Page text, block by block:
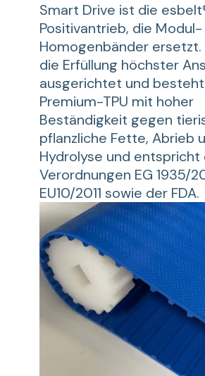
Smart Drive ist die
Positivantrieb, die Modul-
Homogenbänder ersetzt.
die Erfüllung höchster
ausgerichtet und
Premium-TPU mit hoher
Beständigkeit gegen
pflanzliche Fette, Abrieb
Hydrolyse und entspricht
Verordnungen EG 1935/
EU10/2011 sowie der FDA.